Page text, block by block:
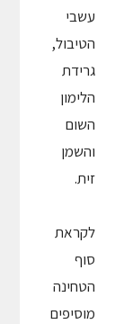
עשבי
הטיבול,
גרידת
הלימון
השום
והשמן
זית.
לקראת
סוף
הטחינה
מוסיפים